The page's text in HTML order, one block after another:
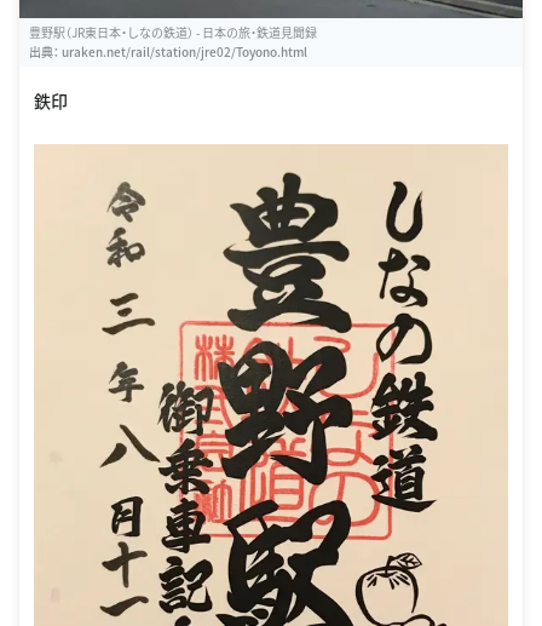
豊野駅（JR東日本・しなの鉄道） - 日本の旅・鉄道見聞録
出典： uraken.net/rail/station/jre02/Toyono.html
鉄印